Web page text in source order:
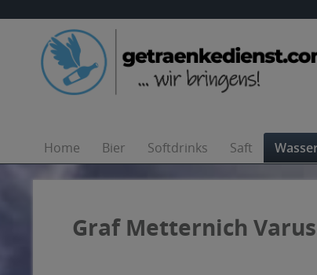
Home Bier Softdrinks Saft
Graf Metternich